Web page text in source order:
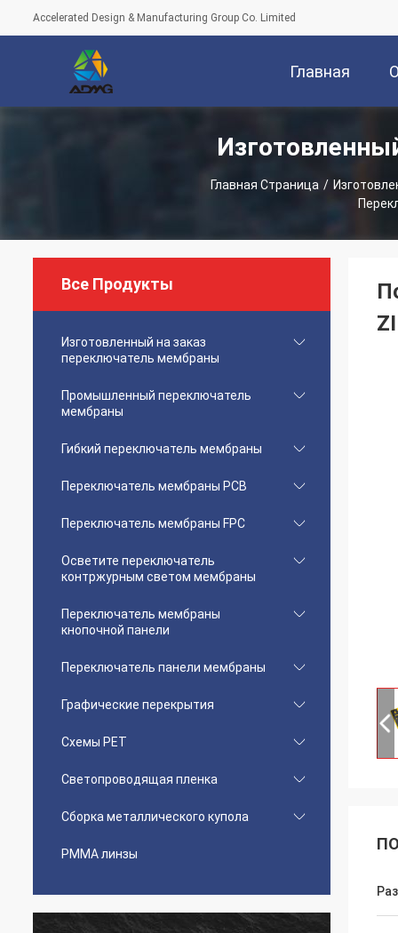
Accelerated Design & Manufacturing Group Co. Limited
Главная
Страница
Главная Страница /
Все Продукты
Изготовленный на заказ
переключатель мембраны
Промышленный переключатель
мембраны
Гибкий переключатель мембраны
Переключатель мембраны PCB
Переключатель мембраны FPC
Осветите переключатель
контржурным светом мембраны
Переключатель мембраны
кнопочной панели
Переключатель панели мембраны
Графические перекрытия
Схемы PET
Светопроводящая пленка
Сборка металлического купола
PMMA линзы